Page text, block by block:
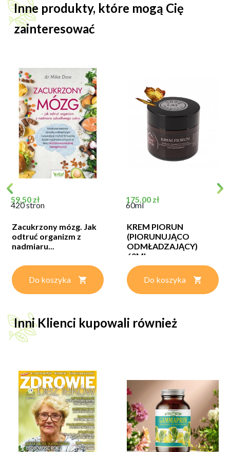
Inne produkty, które mogą Cię
zainteresować
Cena
59,50 zł
420 stron
Zacukrzony mózg. Jak
odtruć organizm z
nadmiaru...
Do koszyka
Cena
175,00 zł
60ml
KREM PIORUN
(PIORUNUJĄCO
ODMŁADZAJĄCY)
60ML
Do koszyka
Inni Klienci kupowali również